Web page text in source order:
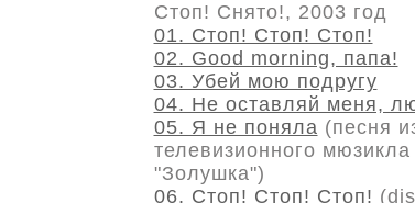
Стоп! Снято!, 2003 год
01. Стоп! Стоп! Стоп!
02. Good morning, папа!
03. Убей мою подругу
04. Не оставляй меня,
05. Я не поняла (песня
телевизионного мюзикла
"Золушка")
06. Стоп! Стоп! Стоп!